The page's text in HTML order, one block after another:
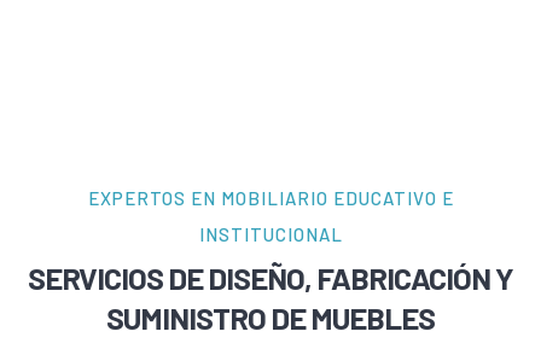
EXPERTOS EN MOBILIARIO EDUCATIVO E
INSTITUCIONAL
SERVICIOS DE DISEÑO, FABRICACIÓN Y
SUMINISTRO DE MUEBLES